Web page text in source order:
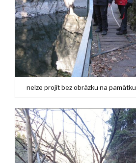
nelze projít bez obrázku na památku